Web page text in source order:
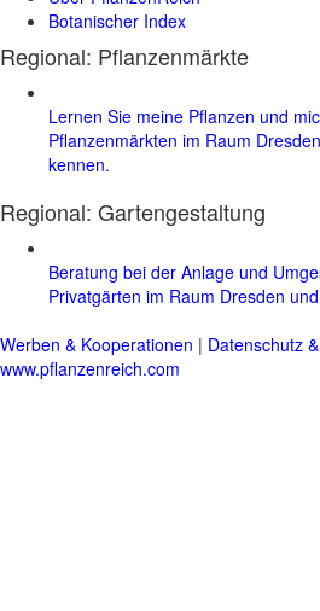
Botanischer Index
Regional: Pflanzenmärkte
Lernen Sie meine Pflanzen und
Pflanzenmärkten im Raum
kennen.
Regional: Gartengestaltung
Beratung bei der Anlage und
Privatgärten im Raum Dresden
Werben & Kooperationen | Datenschutz
www.pflanzenreich.com